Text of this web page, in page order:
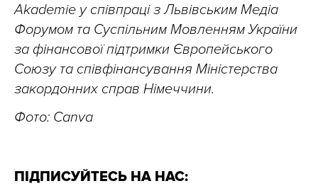
Akademie у співпраці з Львівським Медіа
Форумом та Суспільним Мовленням України
за фінансової підтримки Європейського
Союзу та співфінансування Міністерства
закордонних справ Німеччини.
Фото: Canva
ПІДПИСУЙТЕСЬ НА НАС: